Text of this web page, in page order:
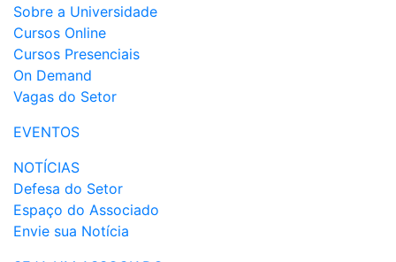
Sobre a Universidade
Cursos Online
Cursos Presenciais
On Demand
Vagas do Setor
EVENTOS
NOTÍCIAS
Defesa do Setor
Espaço do Associado
Envie sua Notícia